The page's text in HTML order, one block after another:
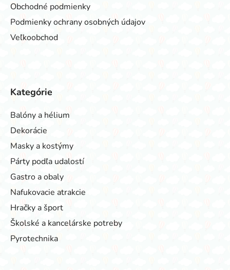
Obchodné podmienky
Podmienky ochrany osobných údajov
Veľkoobchod
Kategórie
Balóny a hélium
Dekorácie
Masky a kostýmy
Párty podľa udalostí
Gastro a obaly
Nafukovacie atrakcie
Hračky a šport
Školské a kancelárske potreby
Pyrotechnika